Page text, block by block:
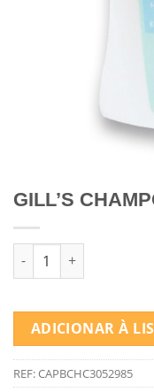
GILL’S
Quantidade de GILL'S
ADICIONAR À
REF:CAPBCHC3052985